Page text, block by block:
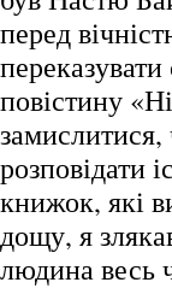
перед
переказувати
повістину
замислитися,
розповідати
книжок, які
дощу, я
людина весь